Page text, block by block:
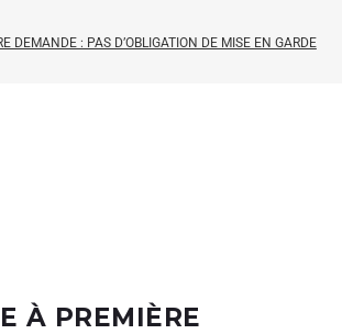
DEMANDE : PAS D’OBLIGATION DE MISE EN GARDE
À PREMIÈRE